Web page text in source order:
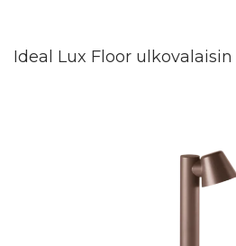
Ideal Lux Floor ulkovalaisin